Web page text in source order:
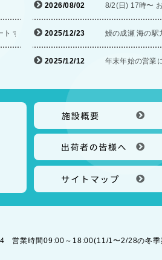
2026/08/02 8/2(日) 17時〜
ト ずっと蕎麦に2025/12/23 鰻の成瀬 海の駅
2025/12/12 年末年始の営業
営業時間09:00～18:00(11/1〜2/28の冬